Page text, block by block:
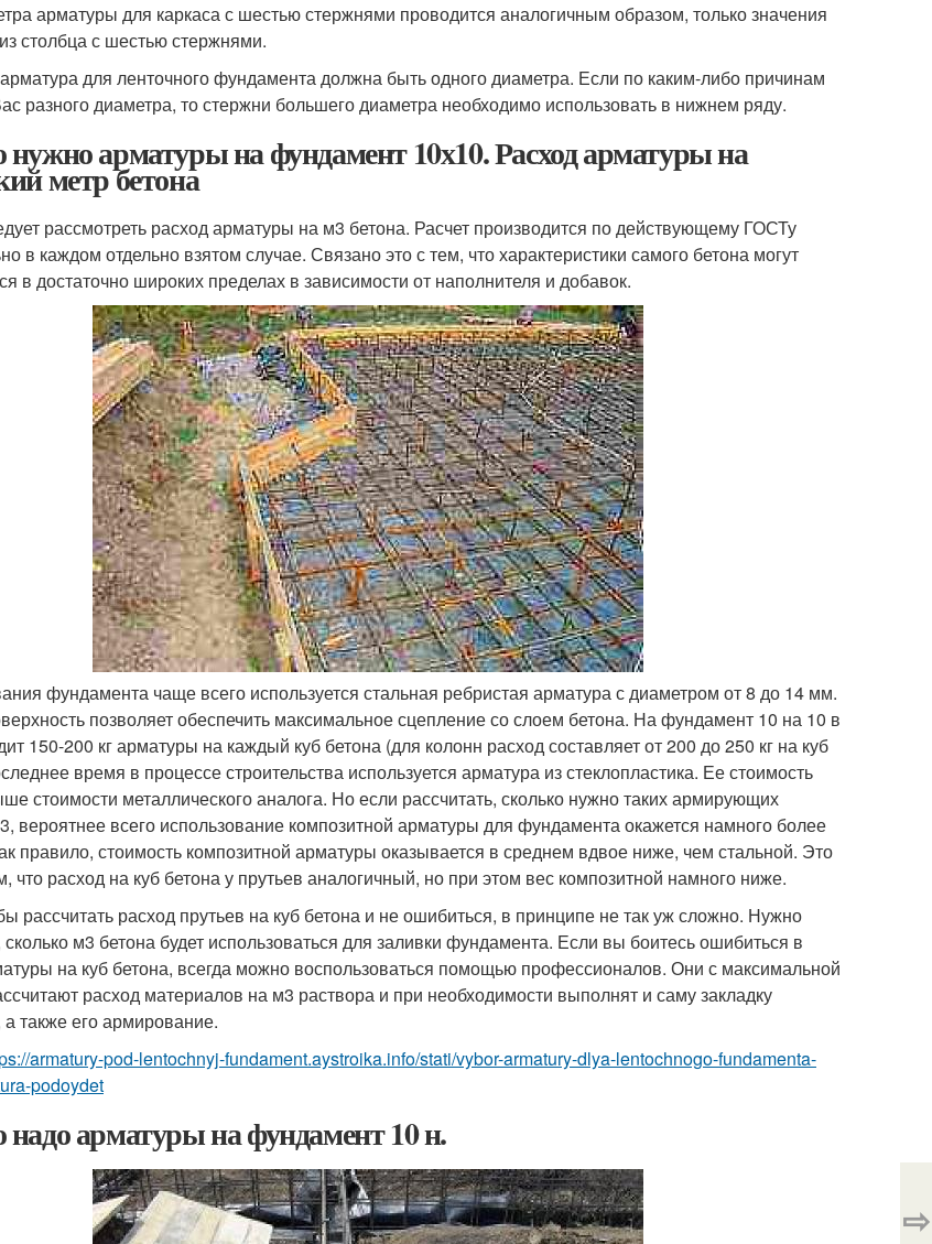
арматуры для каркаса с шестью стержнями проводится аналогичным образом, только значения
столбца с шестью стержнями.
для ленточного фундамента должна быть одного диаметра. Если по каким-либо причинам
разного диаметра, то стержни большего диаметра необходимо использовать в нижнем ряду.
арматуры на фундамент 10х10. Расход арматуры на
метр бетона
рассмотреть расход арматуры на м3 бетона. Расчет производится по действующему ГОСТу
в каждом отдельно взятом случае. Связано это с тем, что характеристики самого бетона могут
в достаточно широких пределах в зависимости от наполнителя и добавок.
фундамента чаще всего используется стальная ребристая арматура с диаметром от 8 до 14 мм.
позволяет обеспечить максимальное сцепление со слоем бетона. На фундамент 10 на 10 в
150-200 кг арматуры на каждый куб бетона (для колонн расход составляет от 200 до 250 кг на куб
время в процессе строительства используется арматура из стеклопластика. Ее стоимость
стоимости металлического аналога. Но если рассчитать, сколько нужно таких армирующих
вероятнее всего использование композитной арматуры для фундамента окажется намного более
правило, стоимость композитной арматуры оказывается в среднем вдвое ниже, чем стальной. Это
что расход на куб бетона у прутьев аналогичный, но при этом вес композитной намного ниже.
рассчитать расход прутьев на куб бетона и не ошибиться, в принципе не так уж сложно. Нужно
сколько м3 бетона будет использоваться для заливки фундамента. Если вы боитесь ошибиться в
на куб бетона, всегда можно воспользоваться помощью профессионалов. Они с максимальной
расход материалов на м3 раствора и при необходимости выполнят и саму закладку
также его армирование.
armatury-pod-lentochnyj-fundament.aystroika.info/stati/vybor-armatury-dlya-lentochnogo-fundamenta-
podoydet
арматуры на фундамент 10 н.
⇨